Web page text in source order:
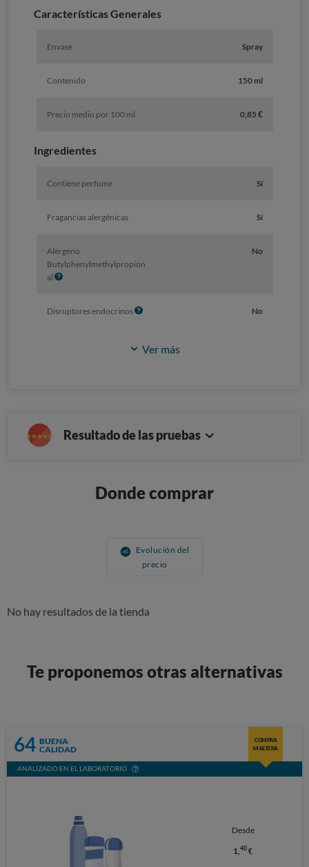
Caracterí­sticas Generales
Envase Spray
Contenido 150 ml
Precio medio por 100 ml 0,85 €
Ingredientes
Contiene perfume Sí
Fragancias alergénicas Sí
Alérgeno
Butylphenylmethylpropion
al I
o
No
Disruptores endocrinosI
o
No
Ver más
Resultado de las pruebas
Donde comprar
Evolución del
precio
No hay resultados de la tienda
Te proponemos otras alternativas
64 BUENA
CALIDAD
COMPRA
MAESTRA
ANALIZADO EN EL LABORATORIO
Desde
1,40 €